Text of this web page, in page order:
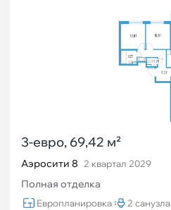
3-евро, 69,42 м²
Аэросити 8 2 квартал 2029
Полная отделка
Европланировка 2 санузла